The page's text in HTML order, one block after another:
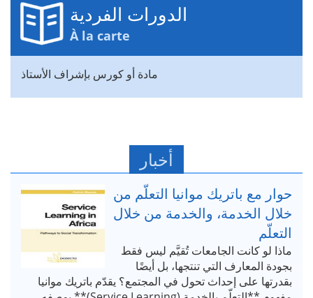
الدورات الفردية
À la carte
مادة أو كورس بإشراف الأستاذ
أخبار
حوار مع باتريك موانيا التعلّم من
خلال الخدمة، والخدمة من خلال
التعلّم
ماذا لو كانت الجامعات تُقيَّم ليس فقط
بجودة المعارف التي تنتجها، بل أيضًا
بقدرتها على إحداث تحول في المجتمع؟ يقدّم باتريك موانيا